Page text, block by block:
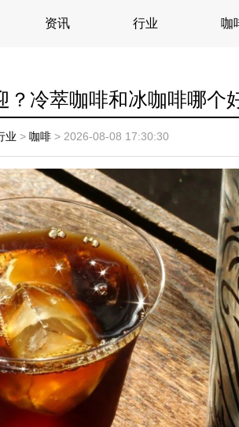
资讯 行业 咖
？冷萃咖啡和冰咖啡哪个
业 > 咖啡 > 2026-08-08 17:30:30